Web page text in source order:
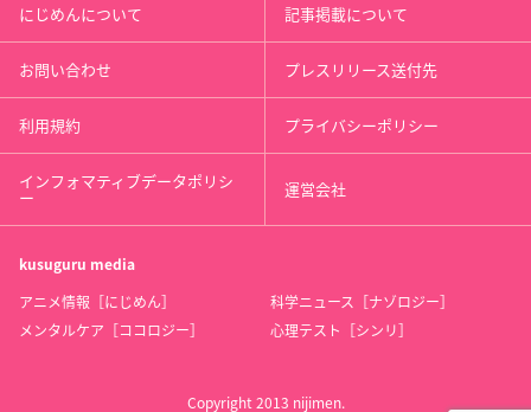
にじめんについて 記事掲載について
お問い合わせ プレスリリース送付先
利用規約 プライバシーポリシー
インフォマティブデータポリシ
ー 運営会社
kusuguru media
アニメ情報［にじめん］
科学ニュース［ナゾロジー］
メンタルケア［ココロジー］
心理テスト［シンリ］
Copyright 2013 nijimen.